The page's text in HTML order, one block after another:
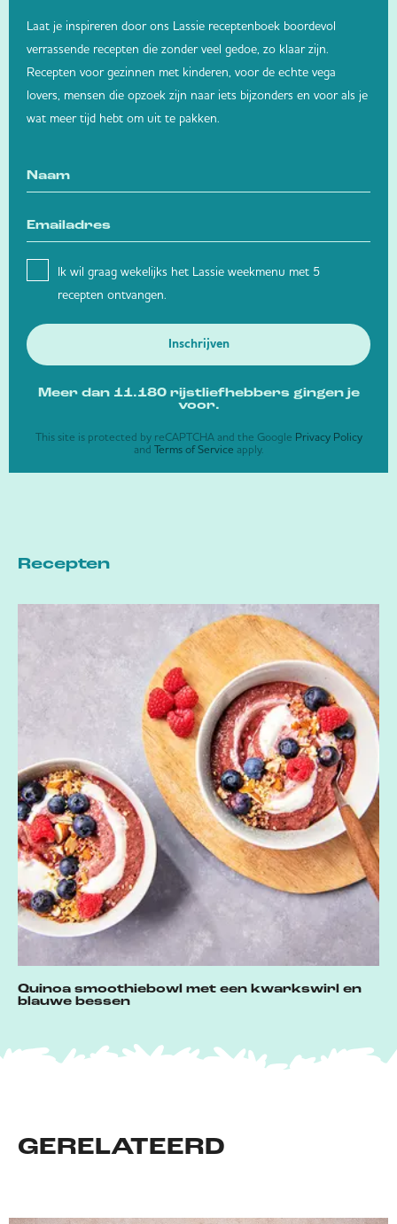
Laat je inspireren door ons Lassie receptenboek boordevol
verrassende recepten die zonder veel gedoe, zo klaar zijn.
Recepten voor gezinnen met kinderen, voor de echte vega
lovers, mensen die opzoek zijn naar iets bijzonders en voor als je
wat meer tijd hebt om uit te pakken.
Ik wil graag wekelijks het Lassie weekmenu met 5
recepten ontvangen.
Inschrijven
Meer dan 11.180 rijstliefhebbers gingen je
voor.
This site is protected by reCAPTCHA and the Google Privacy Policy
and Terms of Service apply.
Recepten
Quinoa smoothiebowl met een kwarkswirl en
blauwe bessen
GERELATEERD